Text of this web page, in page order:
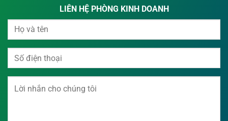
LIÊN HỆ PHÒNG KINH DOANH